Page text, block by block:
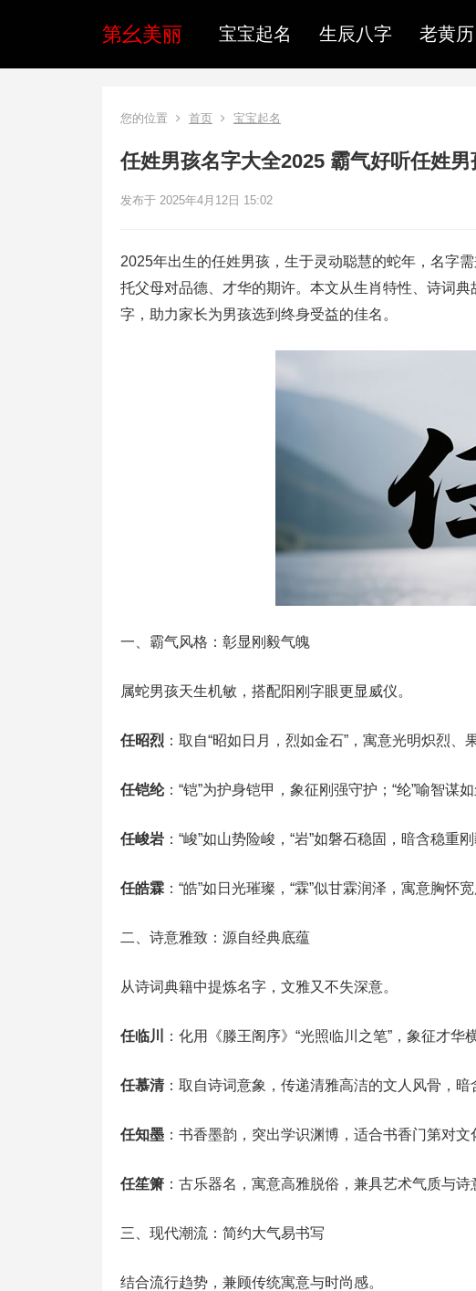
第幺美丽 宝宝起名 生辰八字 老黄历
您的位置 首页 宝宝起名
任姓男孩名字大全2025 霸气好听任姓男
发布于 2025年4月12日 15:02
2025年出生的任姓男孩，生于灵动聪慧的蛇年，名字
托父母对品德、才华的期许。本文从生肖特性、诗词
字，助力家长为男孩选到终身受益的佳名。
一、霸气风格：彰显刚毅气魄
属蛇男孩天生机敏，搭配阳刚字眼更显威仪。
任昭烈 ：取自“昭如日月，烈如金石”，寓意光明炽烈、
任铠纶：“铠”为护身铠甲，象征刚强守护；“纶”喻智谋
任峻岩 ：“峻”如山势险峻，“岩”如磐石稳固，暗含稳重刚
任皓霖 ：“皓”如日光璀璨，“霖”似甘霖润泽，寓意胸怀
二、诗意雅致：源自经典底蕴
从诗词典籍中提炼名字，文雅又不失深意。
任临川 ：化用《滕王阁序》“光照临川之笔”，象征才华
任慕清：取自诗词意象，传递清雅高洁的文人风骨，暗
任知墨 ：书香墨韵，突出学识渊博，适合书香门第对文
任笙箫 ：古乐器名，寓意高雅脱俗，兼具艺术气质与诗
三、现代潮流：简约大气易书写
结合流行趋势，兼顾传统寓意与时尚感。